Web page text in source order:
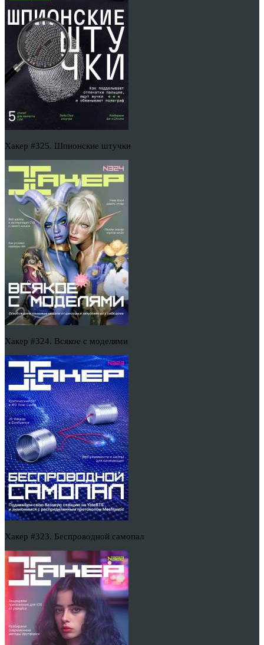
Хакер #325. Шпионские штучки
Хакер #324. Всякое с моделями
Хакер #323. Беспроводной самопал